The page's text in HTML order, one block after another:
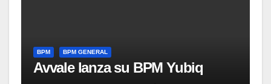
BPM BPM GENERAL
Avvale lanza su BPM Yubiq